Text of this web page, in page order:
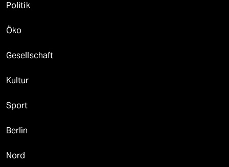
Politik
Öko
Gesellschaft
Kultur
Sport
Berlin
Nord